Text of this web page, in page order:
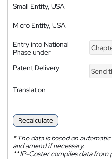
Small Entity, USA
Micro Entity, USA
Entry into National
Phase under
Patent Delivery Send
Translation
Recalculate
*The data is based on
and amend if necessary.
**IP-Coster compiles data from